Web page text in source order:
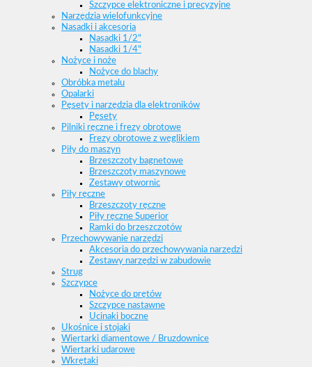
Szczypce elektroniczne i precyzyjne
Narzędzia wielofunkcyjne
Nasadki i akcesoria
Nasadki 1/2"
Nasadki 1/4"
Nożyce i noże
Nożyce do blachy
Obróbka metalu
Opalarki
Pęsety i narzędzia dla elektroników
Pęsety
Pilniki ręczne i frezy obrotowe
Frezy obrotowe z węglikiem
Piły do maszyn
Brzeszczoty bagnetowe
Brzeszczoty maszynowe
Zestawy otwornic
Piły ręczne
Brzeszczoty ręczne
Piły ręczne Superior
Ramki do brzeszczotów
Przechowywanie narzędzi
Akcesoria do przechowywania narzędzi
Zestawy narzędzi w zabudowie
Strug
Szczypce
Nożyce do prętów
Szczypce nastawne
Ucinaki boczne
Ukośnice i stojaki
Wiertarki diamentowe / Bruzdownice
Wiertarki udarowe
Wkrętaki